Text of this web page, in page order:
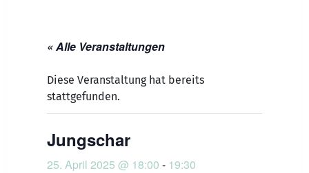
« Alle Veranstaltungen
Diese Veranstaltung hat bereits
stattgefunden.
Jungschar
25. April 2025 @ 18:00 - 19:30